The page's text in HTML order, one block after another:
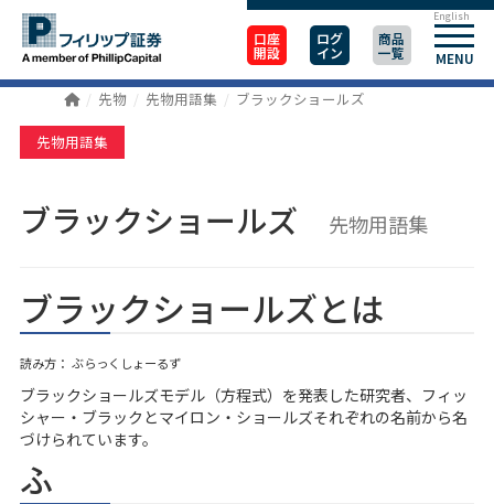
口座
開設
ログ
イン
商品
一覧 MENU
English
先物 先物用語集 ブラックショールズ
先物用語集
ブラックショールズ 先物用語集
ブラックショールズとは
読み方： ぶらっくしょーるず
ブラックショールズモデル（方程式）を発表した研究者、フィッ
シャー・ブラックとマイロン・ショールズそれぞれの名前から名
づけられています。
ふ